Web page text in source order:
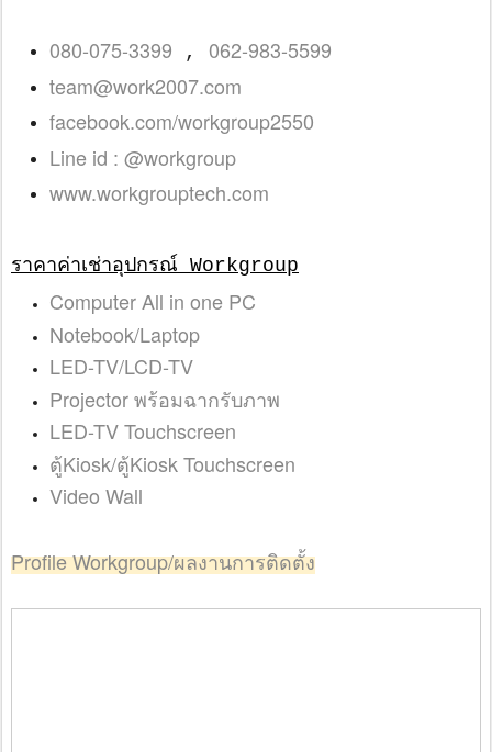
080-075-3399 , 062-983-5599
team@work2007.com
facebook.com/workgroup2550
Line id : @workgroup
www.workgrouptech.com
ราคาค่าเช่าอุปกรณ์ Workgroup
Computer All in one PC
Notebook/Laptop
LED-TV/LCD-TV
Projector พร้อมฉากรับภาพ
LED-TV Touchscreen
ตู้Kiosk/ตู้Kiosk Touchscreen
Video Wall
Profile Workgroup/ผลงานการติดตั้ง